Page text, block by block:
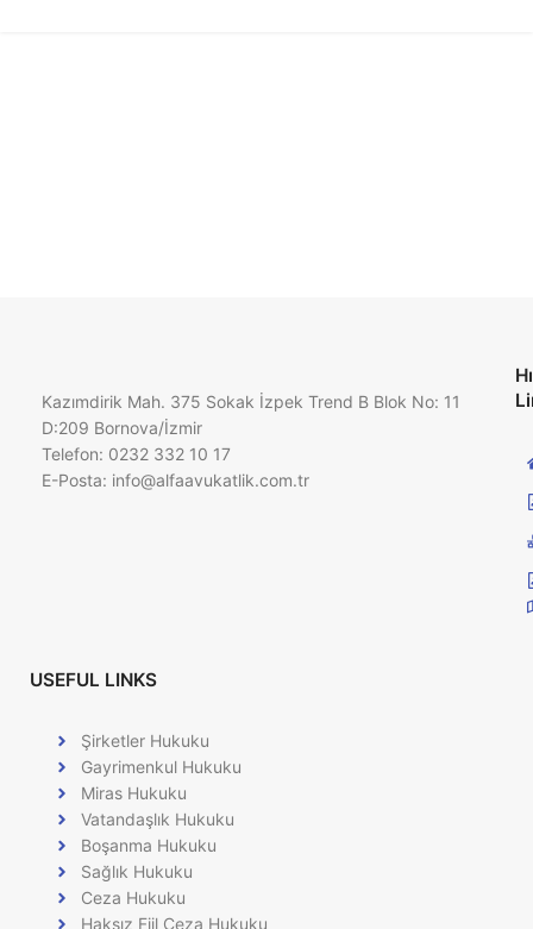
Kazımdirik Mah. 375 Sokak İzpek Trend B Blok No: 11
D:209 Bornova/İzmir
Telefon: 0232 332 10 17
E-Posta: info@alfaavukatlik.com.tr
USEFUL LINKS
Şirketler Hukuku
Gayrimenkul Hukuku
Miras Hukuku
Vatandaşlık Hukuku
Boşanma Hukuku
Sağlık Hukuku
Ceza Hukuku
Haksız Fiil Ceza Hukuku